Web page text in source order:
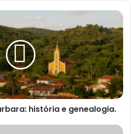
história e genealogia.